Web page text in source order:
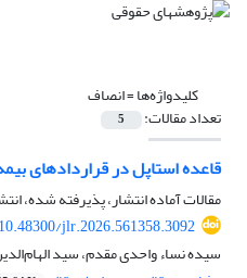
کلیدواژه‌ها =انصاف
تعداد مقالات: 5
قاعده استاپل در قراردادهای
مقالات آماده انتشار، پذیرفته شده،
10.48300/jlr.2026.561358.3092
سیده نساء واحدی مقدم، سید